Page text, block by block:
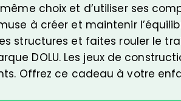
choix et d’utiliser ses
à créer et maintenir
structures et faites rouler le
DOLU. Les jeux de
Offrez ce cadeau à votre